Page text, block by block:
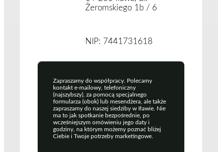
Żeromskiego 1b / 6
NIP: 7441731618
Zapraszamy do współpracy. Polecamy
kontakt e-mailowy, telefoniczny
(najszybszy), za pomocą specjalnego
formularza (obok) lub mesendżera, ale także
zapraszamy do naszej siedziby w Iławie. Nie
ma to jak spotkanie bezpośrednie, po
wcześniejszym omówieniu jego daty i
godziny, na którym możemy poznać bliżej
Ciebie i Twoje potrzeby marketingowe.